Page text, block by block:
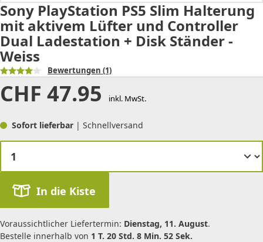
Sony PlayStation PS5 Slim Halterung
mit aktivem Lüfter und Controller
Dual Ladestation + Disk Ständer -
Weiss
Bewertungen (1)
CHF 47.95 inkl. MwSt.
Sofort lieferbar | Schnellversand
In die Kiste
Voraussichtlicher Liefertermin: Dienstag, 11. August.
Bestelle innerhalb von 1 T. 20 Std. 8 Min. 52 Sek.